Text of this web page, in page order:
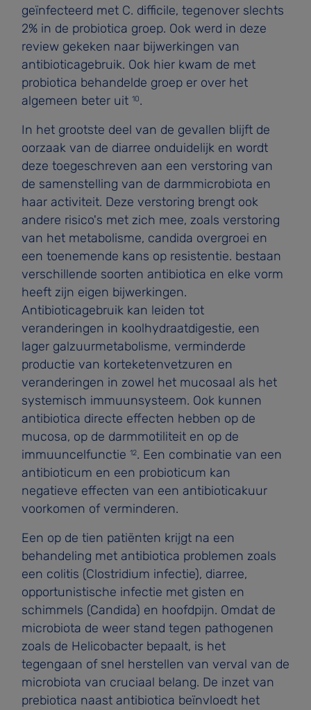
geïnfecteerd met C. difficile, tegenover slechts
2% in de probiotica groep. Ook werd in deze
review gekeken naar bijwerkingen van
antibioticagebruik. Ook hier kwam de met
probiotica behandelde groep er over het
algemeen beter uit 10.
In het grootste deel van de gevallen blijft de
oorzaak van de diarree onduidelijk en wordt
deze toegeschreven aan een verstoring van
de samenstelling van de darmmicrobiota en
haar activiteit. Deze verstoring brengt ook
andere risico's met zich mee, zoals verstoring
van het metabolisme, candida overgroei en
een toenemende kans op resistentie. bestaan
verschillende soorten antibiotica en elke vorm
heeft zijn eigen bijwerkingen.
Antibioticagebruik kan leiden tot
veranderingen in koolhydraatdigestie, een
lager galzuurmetabolisme, verminderde
productie van korteketenvetzuren en
veranderingen in zowel het mucosaal als het
systemisch immuunsysteem. Ook kunnen
antibiotica directe effecten hebben op de
mucosa, op de darmmotiliteit en op de
immuuncelfunctie 12. Een combinatie van een
antibioticum en een probioticum kan
negatieve effecten van een antibioticakuur
voorkomen of verminderen.
Een op de tien patiënten krijgt na een
behandeling met antibiotica problemen zoals
een colitis (Clostridium infectie), diarree,
opportunistische infectie met gisten en
schimmels (Candida) en hoofdpijn. Omdat de
microbiota de weer­ stand tegen pathogenen
zoals de Helicobacter bepaalt, is het
tegengaan of snel herstellen van verval van de
micro­biota van cruciaal belang. De inzet van
prebiotica naast antibiotica beïnvloedt het